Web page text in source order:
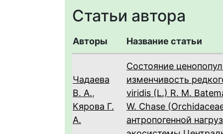
Статьи автора
Авторы Название статьи
Чадаева
В. А.,
Кярова Г.
А.
Состояние
изменчивость
viridis (L.) R. M.
W. Chase
антропогенной